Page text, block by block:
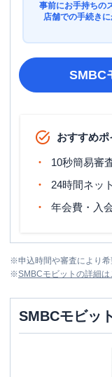
事前にお手持ちの
店舗での手続き
SMBC
おすすめポ
10秒簡易審
24時間ネッ
年会費・入
※申込時間や審査により希
※SMBCモビット の詳細は
SMBCモビット